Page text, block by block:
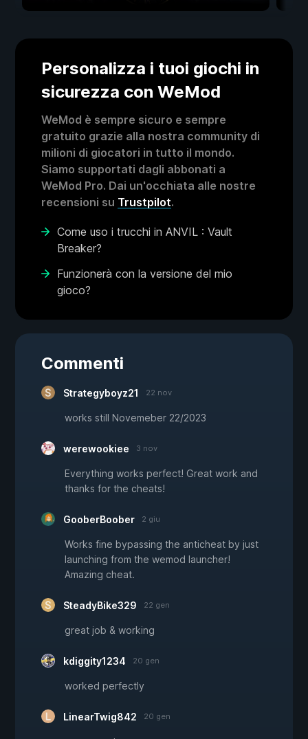
Personalizza i tuoi giochi in
sicurezza con WeMod
WeMod è sempre sicuro e sempre
gratuito grazie alla nostra community di
milioni di giocatori in tutto il mondo.
Siamo supportati dagli abbonati a
WeMod Pro. Dai un'occhiata alle nostre
recensioni su Trustpilot.
Come uso i trucchi in ANVIL : Vault
Breaker?
Funzionerà con la versione del mio
gioco?
Commenti
Strategyboyz21 22 nov
works still Novemeber 22/2023
werewookiee 3 nov
Everything works perfect! Great work and
thanks for the cheats!
GooberBoober 2 giu
Works fine bypassing the anticheat by just
launching from the wemod launcher!
Amazing cheat.
SteadyBike329 22 gen
great job & working
kdiggity1234 20 gen
worked perfectly
LinearTwig842 20 gen